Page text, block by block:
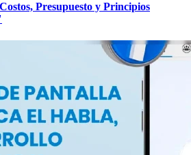
Presupuesto y Principios